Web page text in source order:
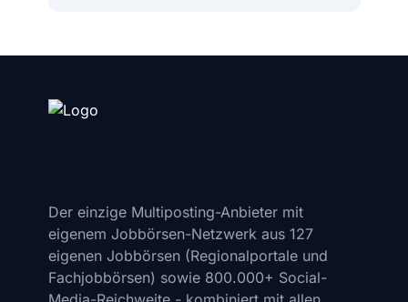
Der einzige Multiposting-Anbieter mit
eigenem Jobbörsen-Netzwerk aus 127
eigenen Jobbörsen (Regionalportale und
Fachjobbörsen) sowie 800.000+ Social-